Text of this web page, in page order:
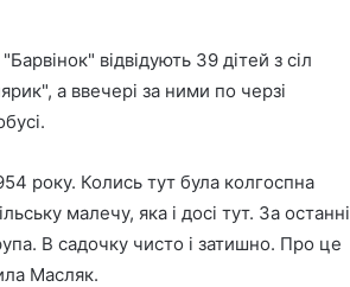
відвідують 39 дітей з сіл
а ввечері за ними по черзі
року. Колись тут була колгоспна
малечу, яка і досі тут. За останні
В садочку чисто і затишно. Про це
Масляк.